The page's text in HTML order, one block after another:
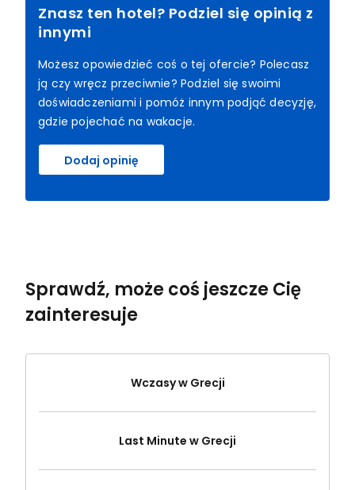
Znasz ten hotel? Podziel się opinią z
innymi
Możesz opowiedzieć coś o tej ofercie? Polecasz
ją czy wręcz przeciwnie? Podziel się swoimi
doświadczeniami i pomóż innym podjąć decyzję,
gdzie pojechać na wakacje.
Dodaj opinię
Sprawdź, może coś jeszcze Cię
zainteresuje
Wczasy w Grecji
Last Minute w Grecji